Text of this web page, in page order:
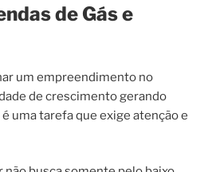
de Gás e
um empreendimento no
de crescimento gerando
uma tarefa que exige atenção e